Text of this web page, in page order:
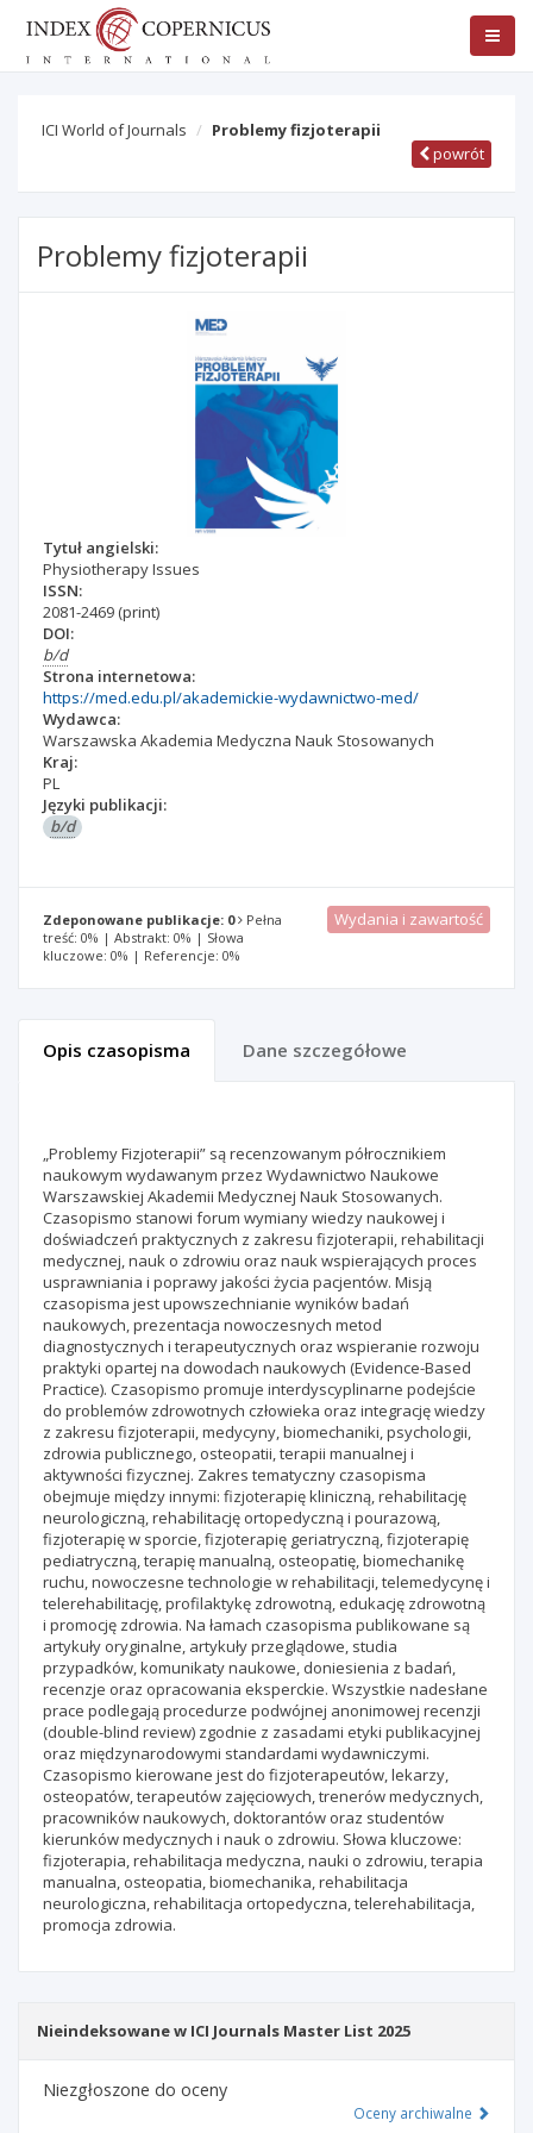
ICI World of Journals
Problemy fizjoterapii
powrót
Problemy fizjoterapii
Tytuł angielski:
Physiotherapy Issues
ISSN:
2081-2469 (print)
DOI:
b/d
Strona internetowa:
https://med.edu.pl/akademickie-wydawnictwo-med/
Wydawca:
Warszawska Akademia Medyczna Nauk Stosowanych
Kraj:
PL
Języki publikacji:
b/d
Zdeponowane publikacje: 0
Pełna
treść: 0% | Abstrakt: 0% | Słowa
kluczowe: 0% | Referencje: 0%
Wydania i zawartość
Opis czasopisma Dane szczegółowe
„Problemy Fizjoterapii” są recenzowanym półrocznikiem
naukowym wydawanym przez Wydawnictwo Naukowe
Warszawskiej Akademii Medycznej Nauk Stosowanych.
Czasopismo stanowi forum wymiany wiedzy naukowej i
doświadczeń praktycznych z zakresu fizjoterapii, rehabilitacji
medycznej, nauk o zdrowiu oraz nauk wspierających proces
usprawniania i poprawy jakości życia pacjentów. Misją
czasopisma jest upowszechnianie wyników badań
naukowych, prezentacja nowoczesnych metod
diagnostycznych i terapeutycznych oraz wspieranie rozwoju
praktyki opartej na dowodach naukowych (Evidence-Based
Practice). Czasopismo promuje interdyscyplinarne podejście
do problemów zdrowotnych człowieka oraz integrację wiedzy
z zakresu fizjoterapii, medycyny, biomechaniki, psychologii,
zdrowia publicznego, osteopatii, terapii manualnej i
aktywności fizycznej. Zakres tematyczny czasopisma
obejmuje między innymi: fizjoterapię kliniczną, rehabilitację
neurologiczną, rehabilitację ortopedyczną i pourazową,
fizjoterapię w sporcie, fizjoterapię geriatryczną, fizjoterapię
pediatryczną, terapię manualną, osteopatię, biomechanikę
ruchu, nowoczesne technologie w rehabilitacji, telemedycynę i
telerehabilitację, profilaktykę zdrowotną, edukację zdrowotną
i promocję zdrowia. Na łamach czasopisma publikowane są
artykuły oryginalne, artykuły przeglądowe, studia
przypadków, komunikaty naukowe, doniesienia z badań,
recenzje oraz opracowania eksperckie. Wszystkie nadesłane
prace podlegają procedurze podwójnej anonimowej recenzji
(double-blind review) zgodnie z zasadami etyki publikacyjnej
oraz międzynarodowymi standardami wydawniczymi.
Czasopismo kierowane jest do fizjoterapeutów, lekarzy,
osteopatów, terapeutów zajęciowych, trenerów medycznych,
pracowników naukowych, doktorantów oraz studentów
kierunków medycznych i nauk o zdrowiu. Słowa kluczowe:
fizjoterapia, rehabilitacja medyczna, nauki o zdrowiu, terapia
manualna, osteopatia, biomechanika, rehabilitacja
neurologiczna, rehabilitacja ortopedyczna, telerehabilitacja,
promocja zdrowia.
Nieindeksowane w ICI Journals Master List 2025
Niezgłoszone do oceny
Oceny archiwalne